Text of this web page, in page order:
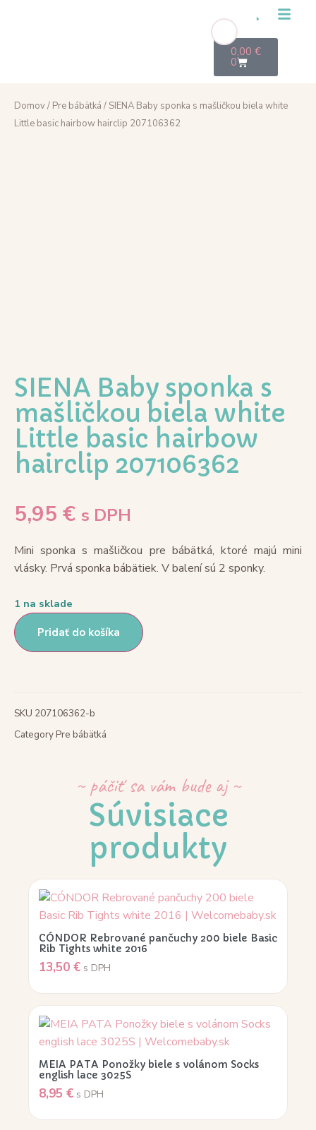
0,00€
0
Domov/ Pre bábätká / SIENA Baby sponka s mašličkou biela white
Little basic hairbow hairclip 207106362
SIENA Baby sponka s
mašličkou biela white
Little basic hairbow
hairclip 207106362
5,95 € s DPH
Mini sponka s mašličkou pre bábätká, ktoré majú mini
vlásky. Prvá sponka bábätiek. V balení sú 2 sponky.
1 na sklade
Pridať do košíka
SKU 207106362-b
CategoryPre bábätká
~ páčiť sa vám bude aj ~
Súvisiace
produkty
CÓNDOR Rebrované pančuchy 200 biele Basic
Rib Tights white 2016
13,50 € s DPH
MEIA PATA Ponožky biele s volánom Socks
english lace 3025S
8,95 € s DPH